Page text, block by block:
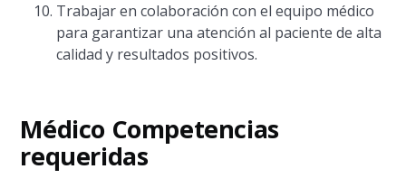
Trabajar en colaboración con el equipo médico
para garantizar una atención al paciente de alta
calidad y resultados positivos.
Médico Competencias
requeridas